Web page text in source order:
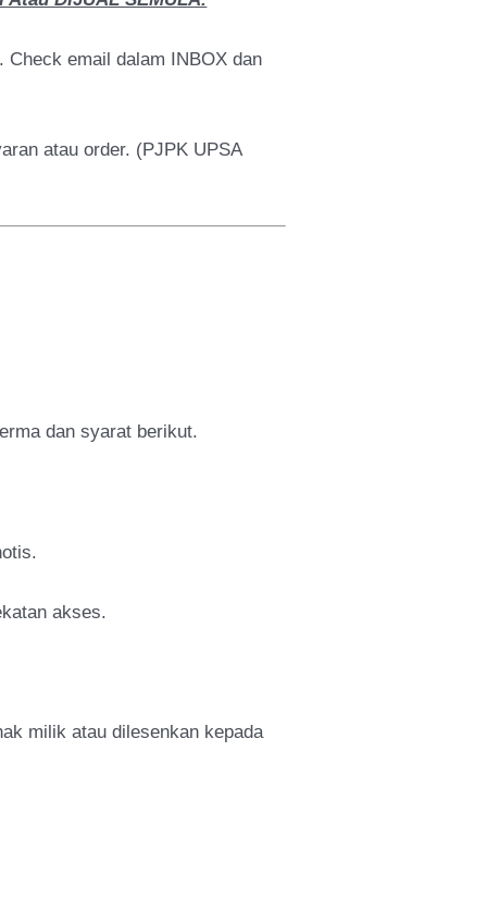
email dalam INBOX dan
atau order. (PJPK UPSA
dan syarat berikut.
akses.
milik atau dilesenkan kepada